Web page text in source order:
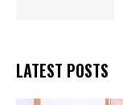
LATEST POSTS